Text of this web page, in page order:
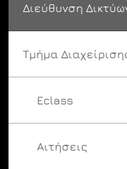
Διεύθυνση
Τμήμα
Eclass
Αιτήσεις